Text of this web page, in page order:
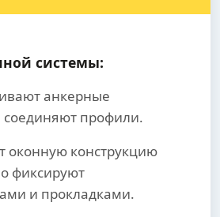
системы:
анкерные
соединяют профили.
оконную конструкцию
фиксируют
и прокладками.